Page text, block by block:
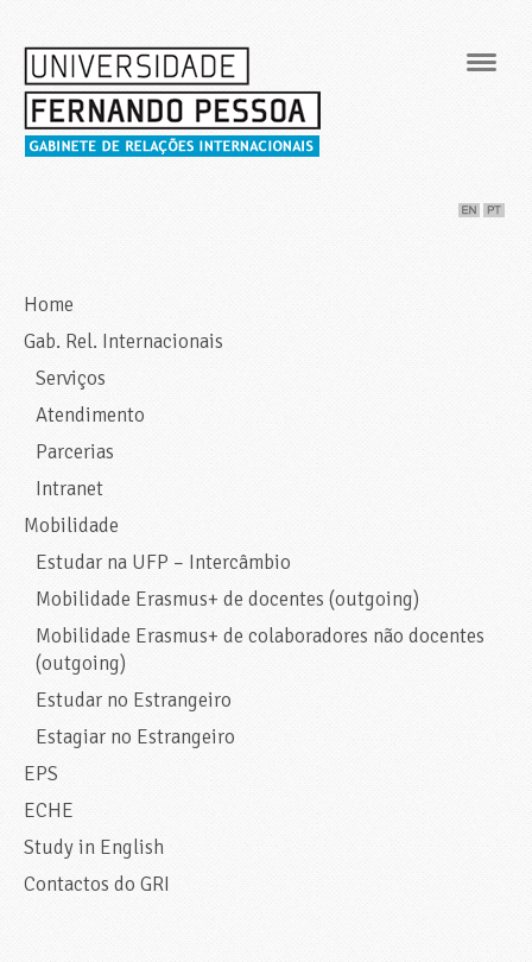
Home
Gab. Rel. Internacionais
Serviços
Atendimento
Parcerias
Intranet
Mobilidade
Estudar na UFP – Intercâmbio
Mobilidade Erasmus+ de docentes (outgoing)
Mobilidade Erasmus+ de colaboradores não docentes
(outgoing)
Estudar no Estrangeiro
Estagiar no Estrangeiro
EPS
ECHE
Study in English
Contactos do GRI